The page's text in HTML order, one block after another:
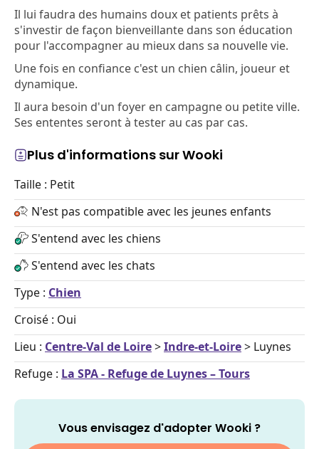
Il lui faudra des humains doux et patients prêts à
s'investir de façon bienveillante dans son éducation
pour l'accompagner au mieux dans sa nouvelle vie.
Une fois en confiance c'est un chien câlin, joueur et
dynamique.
Il aura besoin d'un foyer en campagne ou petite ville.
Ses ententes seront à tester au cas par cas.
Plus d'informations sur Wooki
Taille : Petit
N'est pas compatible avec les jeunes enfants
S'entend avec les chiens
S'entend avec les chats
Type : Chien
Croisé : Oui
Lieu : Centre-Val de Loire>Indre-et-Loire> Luynes
Refuge : La SPA - Refuge de Luynes – Tours
Vous envisagez d'adopter Wooki ?